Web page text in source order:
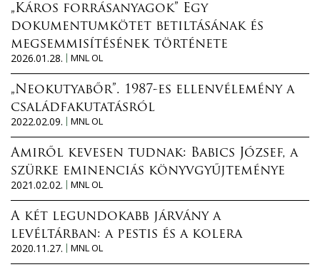
„Káros forrásanyagok” Egy
dokumentumkötet betiltásának és
megsemmisítésének története
2026.01.28.
MNL OL
„Neokutyabőr”. 1987-es ellenvélemény a
családfakutatásról
2022.02.09.
MNL OL
Amiről kevesen tudnak: Babics József, a
szürke eminenciás könyvgyűjteménye
2021.02.02.
MNL OL
A két legundokabb járvány a
levéltárban: a pestis és a kolera
2020.11.27.
MNL OL